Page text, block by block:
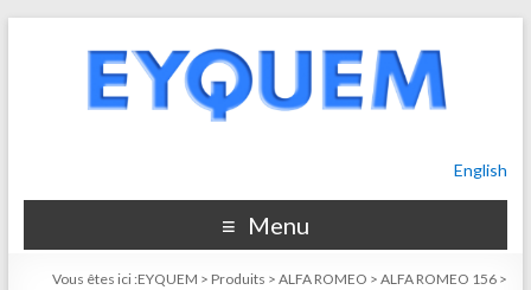
English
Menu
Vous êtes ici :EYQUEM > Produits >ALFA ROMEO >ALFA ROMEO 156 >